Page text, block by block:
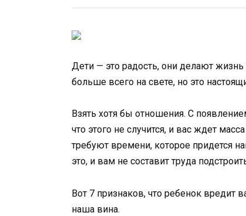
Дети — это радость, они делают
больше всего на свете, но это
Взять хотя бы отношения. С
что этого не случится, и вас ждет
требуют времени, которое придется
это, и вам не составит труда
Вот 7 признаков, что ребенок вредит
наша вина.